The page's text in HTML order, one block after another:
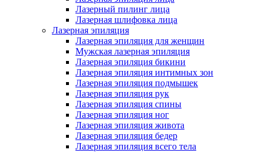
Лазерный пилинг лица
Лазерная шлифовка лица
Лазерная эпиляция
Лазерная эпиляция для женщин
Мужская лазерная эпиляция
Лазерная эпиляция бикини
Лазерная эпиляция интимных зон
Лазерная эпиляция подмышек
Лазерная эпиляция рук
Лазерная эпиляция спины
Лазерная эпиляция ног
Лазерная эпиляция живота
Лазерная эпиляция бедер
Лазерная эпиляция всего тела